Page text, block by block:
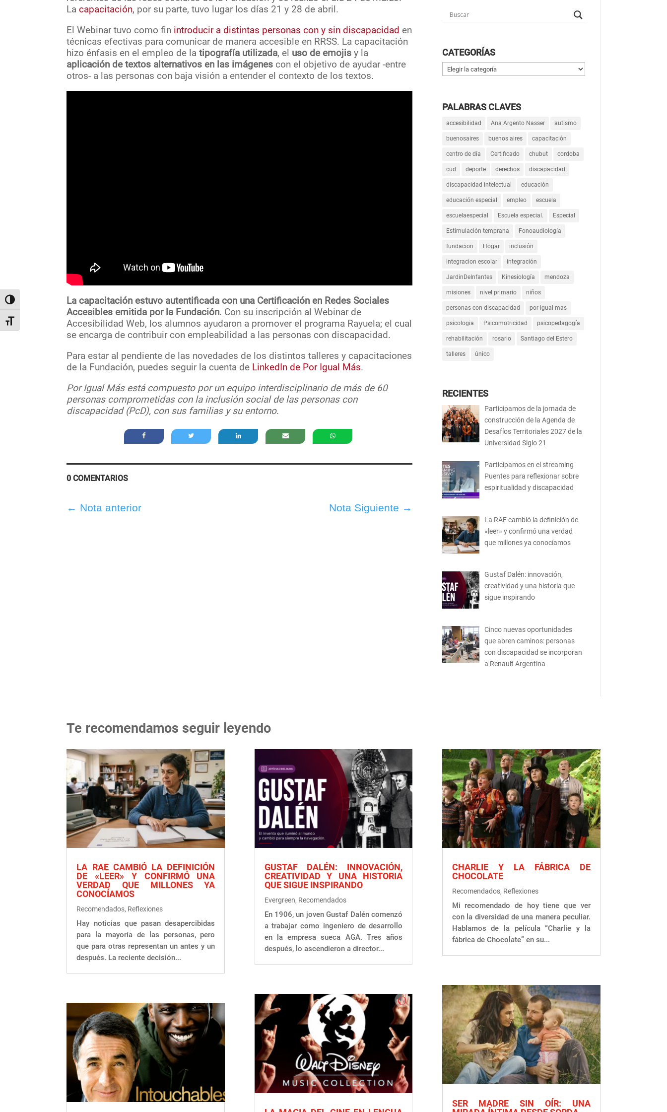
Alternar alto contraste
Alternar tamaño de letra
Lacapacitación, por su parte, tuvo lugar los días 21 y 28 de abril.
El Webinar tuvo como fin introducir a distintas personas con y sin discapacidad en
técnicas efectivas para comunicar de manera accesible en RRSS. La capacitación
hizo énfasis en el empleo de la tipografía utilizada, el uso de emojis y la
aplicación de textos alternativos en las imágenes con el objetivo de ayudar -entre
otros- a las personas con baja visión a entender el contexto de los textos.
La capacitación estuvo autentificada con una Certificación en Redes Sociales
Accesibles emitida por la Fundación. Con su inscripción al Webinar de
Accesibilidad Web, los alumnos ayudaron a promover el programa Rayuela; el cual
se encarga de contribuir con empleabilidad a las personas con discapacidad.
Para estar al pendiente de las novedades de los distintos talleres y capacitaciones
de la Fundación, puedes seguir la cuenta de LinkedIn de Por Igual Más.
Por Igual Más está compuesto por un equipo interdisciplinario de más de 60
personas comprometidas con la inclusión social de las personas con
discapacidad (PcD), con sus familias y su entorno.
0 COMENTARIOS
← Nota anterior Nota Siguiente →
CATEGORÍAS
Categorías
PALABRAS CLAVES
accesibilidad Ana Argento Nasser autismo
buenosaires buenos aires capacitación
centro de día Certificado chubut cordoba
cud deporte derechos discapacidad
discapacidad intelectual educación
educación especial empleo escuela
escuelaespecial Escuela especial. Especial
Estimulación temprana Fonoaudiología
fundacion Hogar inclusión
integracion escolar integración
JardinDeInfantes Kinesiología mendoza
misiones nivel primario niños
personas con discapacidad por igual mas
psicologia Psicomotricidad psicopedagogía
rehabilitación rosario Santiago del Estero
talleres único
RECIENTES
Participamos de la jornada de
construcción de la Agenda de
Desafíos Territoriales 2027 de la
Universidad Siglo 21
Participamos en el streaming
Puentes para reflexionar sobre
espiritualidad y discapacidad
La RAE cambió la definición de
«leer» y confirmó una verdad
que millones ya conocíamos
Gustaf Dalén: innovación,
creatividad y una historia que
sigue inspirando
Cinco nuevas oportunidades
que abren caminos: personas
con discapacidad se incorporan
a Renault Argentina
Te recomendamos seguir leyendo
LA RAE CAMBIÓ LA DEFINICIÓN
DE «LEER» Y CONFIRMÓ UNA
VERDAD QUE MILLONES YA
CONOCÍAMOS
Recomendados, Reflexiones
Hay noticias que pasan desapercibidas
para la mayoría de las personas, pero
que para otras representan un antes y un
después. La reciente decisión...
GUSTAF DALÉN: INNOVACIÓN,
CREATIVIDAD Y UNA HISTORIA
QUE SIGUE INSPIRANDO
Evergreen, Recomendados
En 1906, un joven Gustaf Dalén comenzó
a trabajar como ingeniero de desarrollo
en la empresa sueca AGA. Tres años
después, lo ascendieron a director...
CHARLIE Y LA FÁBRICA DE
CHOCOLATE
Recomendados, Reflexiones
Mi recomendado de hoy tiene que ver
con la diversidad de una manera peculiar.
Hablamos de la película “Charlie y la
fábrica de Chocolate” en su...
SER MADRE SIN OÍR: UNA